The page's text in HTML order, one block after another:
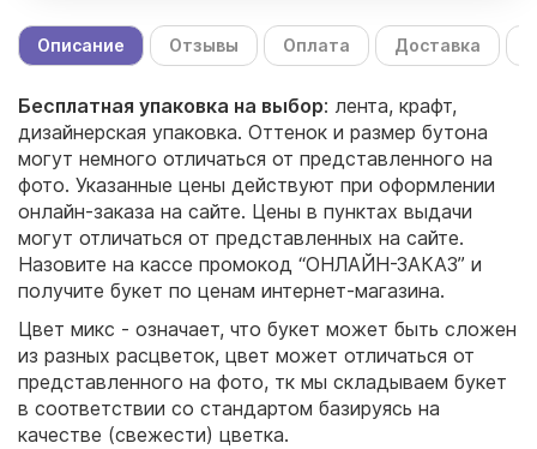
Описание Отзывы Оплата Доставка
Бесплатная упаковка на выбор: лента, крафт,
дизайнерская упаковка. Оттенок и размер бутона
могут немного отличаться от представленного на
фото. Указанные цены действуют при оформлении
онлайн-заказа на сайте. Цены в пунктах выдачи
могут отличаться от представленных на сайте.
Назовите на кассе промокод “ОНЛАЙН-ЗАКАЗ” и
получите букет по ценам интернет-магазина.
Цвет микс - означает, что букет может быть сложен
из разных расцветок, цвет может отличаться от
представленного на фото, тк мы складываем букет
в соответствии со стандартом базируясь на
качестве (свежести) цветка.